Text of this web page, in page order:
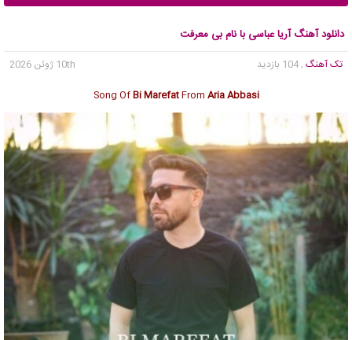
دانلود آهنگ آریا عباسی با نام بی معرفت
تک آهنگ , 104 بازدید
10th ژوئن 2026
Song OfBi MarefatFrom Aria Abbasi